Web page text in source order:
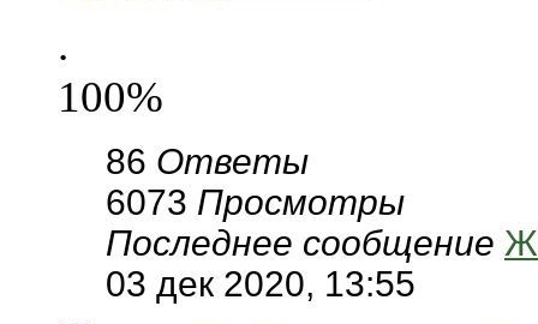
.
100%
86 Ответы
6073 Просмотры
Последнее сообщение
03 дек 2020, 13:55